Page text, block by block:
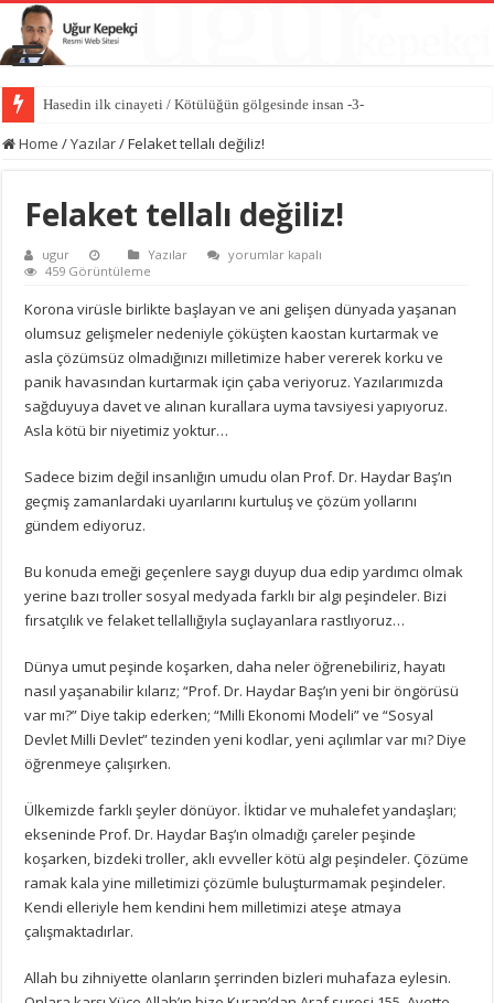
Hasedin ilk cinayeti / Kötülüğün gölgesinde insan -3-
Home /Yazılar/Felaket tellalı değiliz!
Felaket tellalı değiliz!
ugur Yazılar
Felaket
yorumlar kapalı
459 Görüntüleme
Korona virüsle birlikte başlayan ve ani gelişen dünyada yaşanan
olumsuz gelişmeler nedeniyle çöküşten kaostan kurtarmak ve
asla çözümsüz olmadığınızı milletimize haber vererek korku ve
panik havasından kurtarmak için çaba veriyoruz. Yazılarımızda
sağduyuya davet ve alınan kurallara uyma tavsiyesi yapıyoruz.
Asla kötü bir niyetimiz yoktur…
Sadece bizim değil insanlığın umudu olan Prof. Dr. Haydar Baş’ın
geçmiş zamanlardaki uyarılarını kurtuluş ve çözüm yollarını
gündem ediyoruz.
Bu konuda emeği geçenlere saygı duyup dua edip yardımcı olmak
yerine bazı troller sosyal medyada farklı bir algı peşindeler. Bizi
fırsatçılık ve felaket tellallığıyla suçlayanlara rastlıyoruz…
Dünya umut peşinde koşarken, daha neler öğrenebiliriz, hayatı
nasıl yaşanabilir kılarız; “Prof. Dr. Haydar Baş’ın yeni bir öngörüsü
var mı?” Diye takip ederken; “Milli Ekonomi Modeli” ve “Sosyal
Devlet Milli Devlet” tezinden yeni kodlar, yeni açılımlar var mı? Diye
öğrenmeye çalışırken.
Ülkemizde farklı şeyler dönüyor. İktidar ve muhalefet yandaşları;
ekseninde Prof. Dr. Haydar Baş’ın olmadığı çareler peşinde
koşarken, bizdeki troller, aklı evveller kötü algı peşindeler. Çözüme
ramak kala yine milletimizi çözümle buluşturmamak peşindeler.
Kendi elleriyle hem kendini hem milletimizi ateşe atmaya
çalışmaktadırlar.
Allah bu zihniyette olanların şerrinden bizleri muhafaza eylesin.